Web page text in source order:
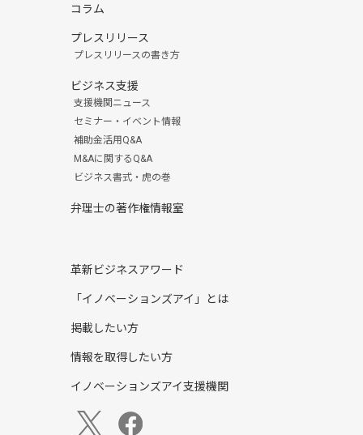
コラム
プレスリリース
プレスリリースの書き方
ビジネス支援
支援機関ニュース
セミナー・イベント情報
補助金活用Q&A
M&Aに関するQ&A
ビジネス書式・虎の巻
弁理士の著作権情報室
革新ビジネスアワード
「イノベーションズアイ」とは
掲載したい方
情報を取得したい方
イノベーションズアイ支援機関